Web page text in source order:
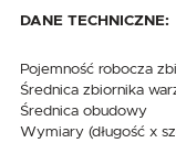
DANE TECHNICZNE:
Pojemność robocza
Średnica zbiornika
Średnica obudowy
Wymiary (długość x